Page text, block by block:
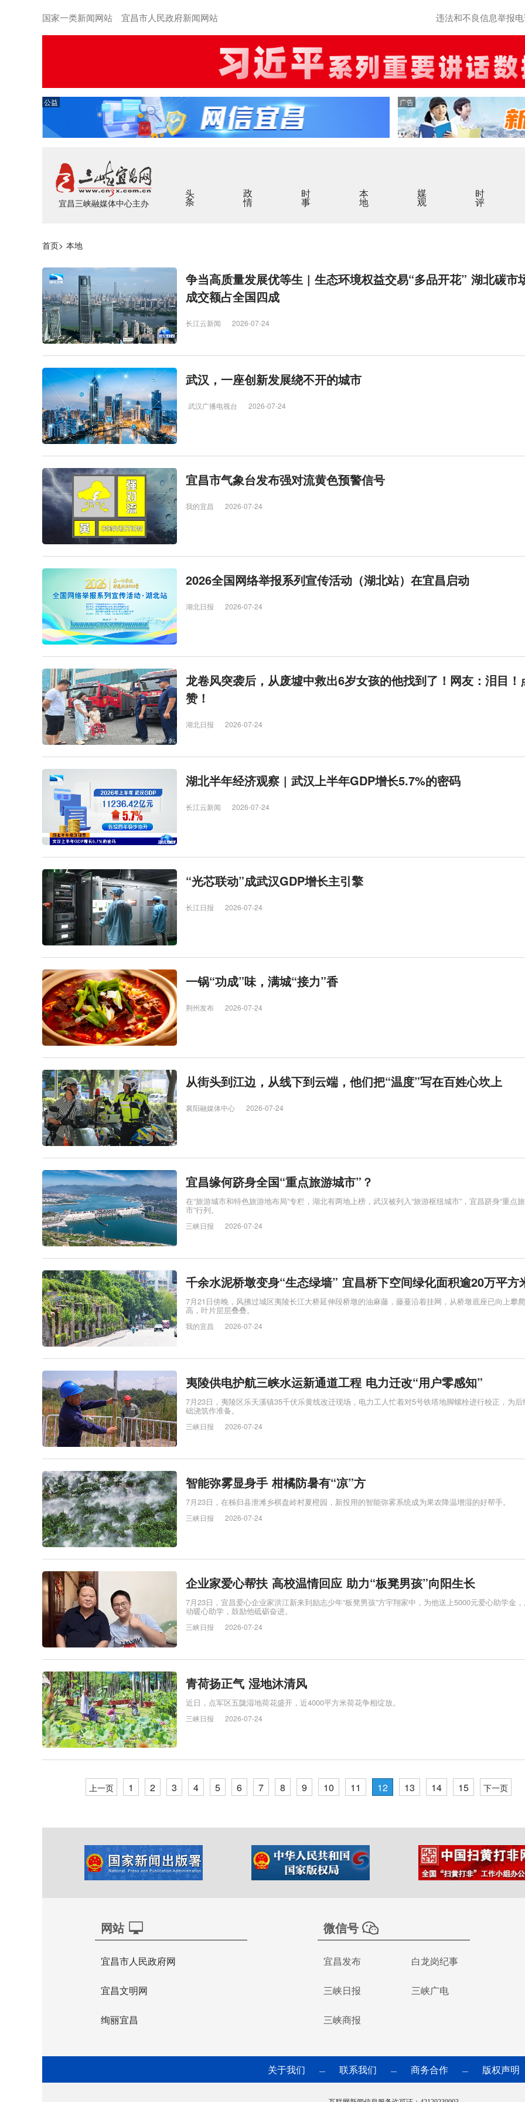
国家一类新闻网站 宜昌市人民政府新闻网站 违法和不良信息举报
公益 广告
宜昌三峡融媒体中心主办
头条 政情 时事 本地 媒观 时评
首页> 本地
争当高质量发展优等生 | 生态环境权益交易“多品开花” 湖北碳市
成交额占全国四成
长江云新闻 2026-07-24
武汉，一座创新发展绕不开的城市
武汉广播电视台 2026-07-24
宜昌市气象台发布强对流黄色预警信号
我的宜昌 2026-07-24
2026全国网络举报系列宣传活动（湖北站）在宜昌启动
湖北日报 2026-07-24
龙卷风突袭后，从废墟中救出6岁女孩的他找到了！网友：泪目！
赞！
湖北日报 2026-07-24
湖北半年经济观察 | 武汉上半年GDP增长5.7%的密码
长江云新闻 2026-07-24
“光芯联动”成武汉GDP增长主引擎
长江日报 2026-07-24
一锅“功成”味，满城“接力”香
荆州发布 2026-07-24
从街头到江边，从线下到云端，他们把“温度”写在百姓心坎上
襄阳融媒体中心 2026-07-24
宜昌缘何跻身全国“重点旅游城市”？
在“旅游城市和特色旅游地布局”专栏，湖北有两地上榜，武汉被列入“旅游枢纽城市”，宜昌跻身“重点
市”行列。
三峡日报 2026-07-24
千余水泥桥墩变身“生态绿墙” 宜昌桥下空间绿化面积逾20万平方
7月21日傍晚，风拂过城区夷陵长江大桥延伸段桥墩的油麻藤，藤蔓沿着挂网，从桥墩底座已向上攀
高，叶片层层叠叠。
我的宜昌 2026-07-24
夷陵供电护航三峡水运新通道工程 电力迁改“用户零感知”
7月23日，夷陵区乐天溪镇35千伏乐黄线改迁现场，电力工人忙着对5号铁塔地脚螺栓进行校正，为
础浇筑作准备。
三峡日报 2026-07-24
智能弥雾显身手 柑橘防暑有“凉”方
7月23日，在秭归县泄滩乡棋盘岭村夏橙园，新投用的智能弥雾系统成为果农降温增湿的好帮手。
三峡日报 2026-07-24
企业家爱心帮扶 高校温情回应 助力“板凳男孩”向阳生长
7月23日，宜昌爱心企业家洪江新来到励志少年“板凳男孩”方宇翔家中，为他送上5000元爱心助学金
动暖心助学，鼓励他砥砺奋进。
三峡日报 2026-07-24
青荷扬正气 湿地沐清风
近日，点军区五陇湿地荷花盛开，近4000平方米荷花争相绽放。
三峡日报 2026-07-24
上一页 1 2 3 4 5 6 7 8 9 10 11 12 13 14 15 下一页
网站
宜昌市人民政府网
宜昌文明网
绚丽宜昌
微信号
宜昌发布 白龙岗纪事
三峡日报 三峡广电
三峡商报
关于我们 — 联系我们 — 商务合作 — 版权声明